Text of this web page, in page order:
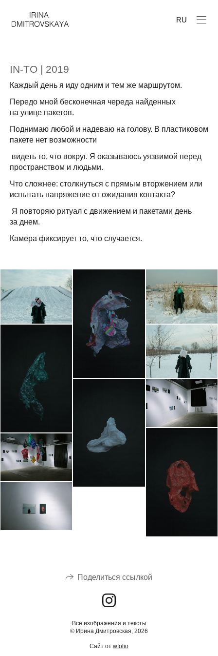
RU
IN-TO | 2019
Каждый день я иду одним и тем же маршрутом.
Передо мной бесконечная череда найденных
на улице пакетов.
Поднимаю любой и надеваю на голову. В пластиковом
пакете нет возможности
видеть то, что вокруг. Я оказываюсь уязвимой перед
пространством и людьми.
Что сложнее: столкнуться с прямым вторжением или
испытать напряжение от ожидания контакта?
Я повторяю ритуал с движением и пакетами день
за днем.
Камера фиксирует то, что случается.
Поделиться ссылкой
Все изображения и тексты
© Ирина Дмитровская, 2026
Сайт от wfolio